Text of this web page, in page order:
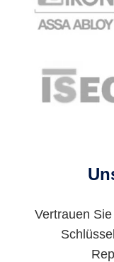
Vertrauen